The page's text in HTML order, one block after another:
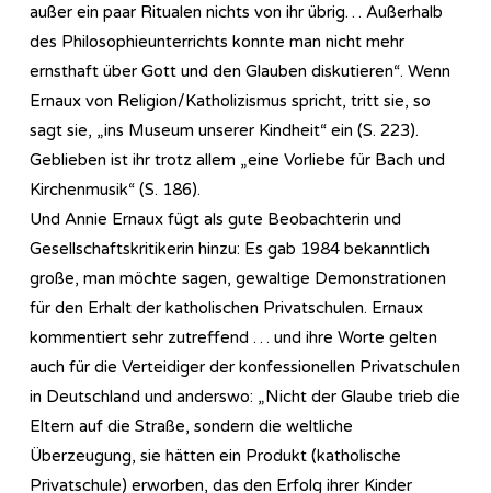
außer ein paar Ritualen nichts von ihr übrig… Außerhalb
des Philosophieunterrichts konnte man nicht mehr
ernsthaft über Gott und den Glauben diskutieren“. Wenn
Ernaux von Religion/Katholizismus spricht, tritt sie, so
sagt sie, „ins Museum unserer Kindheit“ ein (S. 223).
Geblieben ist ihr trotz allem „eine Vorliebe für Bach und
Kirchenmusik“ (S. 186).
Und Annie Ernaux fügt als gute Beobachterin und
Gesellschaftskritikerin hinzu: Es gab 1984 bekanntlich
große, man möchte sagen, gewaltige Demonstrationen
für den Erhalt der katholischen Privatschulen. Ernaux
kommentiert sehr zutreffend … und ihre Worte gelten
auch für die Verteidiger der konfessionellen Privatschulen
in Deutschland und anderswo: „Nicht der Glaube trieb die
Eltern auf die Straße, sondern die weltliche
Überzeugung, sie hätten ein Produkt (katholische
Privatschule) erworben, das den Erfolg ihrer Kinder